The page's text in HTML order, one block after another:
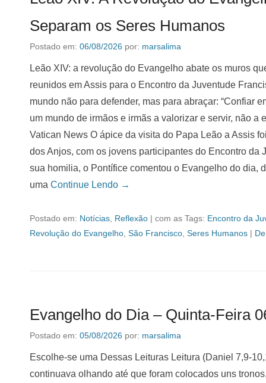
Separam os Seres Humanos
Postado em: 06/08/2026 por: marsalima
Leão XIV: a revolução do Evangelho abate os muros
reunidos em Assis para o Encontro da Juventude
mundo não para defender, mas para abraçar: “Confiar
um mundo de irmãos e irmãs a valorizar e servir, não a
Vatican News O ápice da visita do Papa Leão a Assis
dos Anjos, com os jovens participantes do Encontro da
sua homilia, o Pontífice comentou o Evangelho do dia,
uma Continue Lendo →
Postado em: Notícias Reflexão | com as Tags: Encontro da
Revolução do Evangelho São Francisco Seres Humanos |
Evangelho do Dia – Quinta-Feira
Postado em: 05/08/2026 por: marsalima
Escolhe-se uma Dessas Leituras Leitura (Daniel 7,9-
continuava olhando até que foram colocados uns